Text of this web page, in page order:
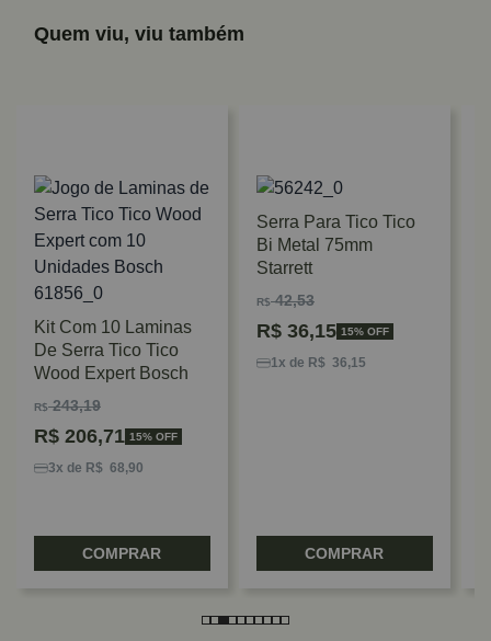
Quem viu, viu também
Kit Com 10 Laminas
De Serra Tico Tico
Wood Expert Bosch
R$243,19
R$ 206,71 15% OFF
3x de R$ 68,90
COMPRAR
Serra Para Tico Tico
Bi Metal 75mm
Starrett
R$42,53
R$ 36,15 15% OFF
1x de R$ 36,15
COMPRAR